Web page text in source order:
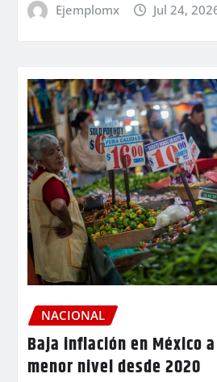
Ejemplomx Jul 24,
NACIONAL
Baja inflación en México
menor nivel desde 2020